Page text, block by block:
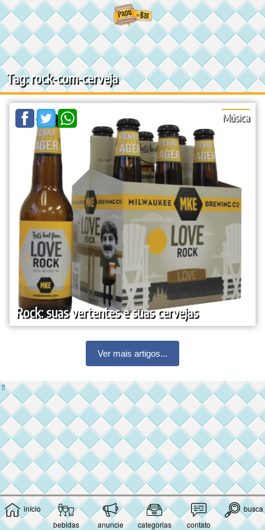
Ir
para
o
conteúdo
início
bebidas
anuncie categorias contato
busca
Tag: rock-com-cerveja
Rock: suas vertentes e suas cervejas
Música
Ver mais artigos...
⇑